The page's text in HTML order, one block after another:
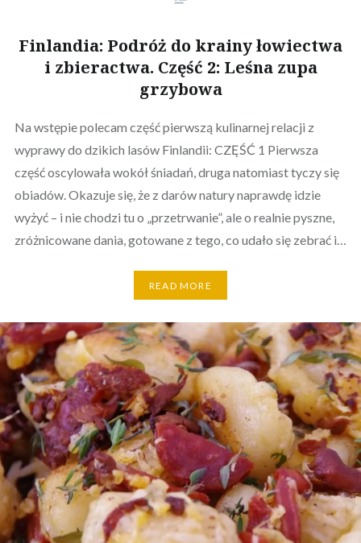
Finlandia: Podróż do krainy łowiectwa
i zbieractwa. Część 2: Leśna zupa
grzybowa
Na wstępie polecam część pierwszą kulinarnej relacji z
wyprawy do dzikich lasów Finlandii: CZĘŚĆ 1 Pierwsza
część oscylowała wokół śniadań, druga natomiast tyczy się
obiadów. Okazuje się, że z darów natury naprawdę idzie
wyżyć – i nie chodzi tu o „przetrwanie”, ale o realnie pyszne,
zróżnicowane dania, gotowane z tego, co udało się zebrać i…
READ MORE